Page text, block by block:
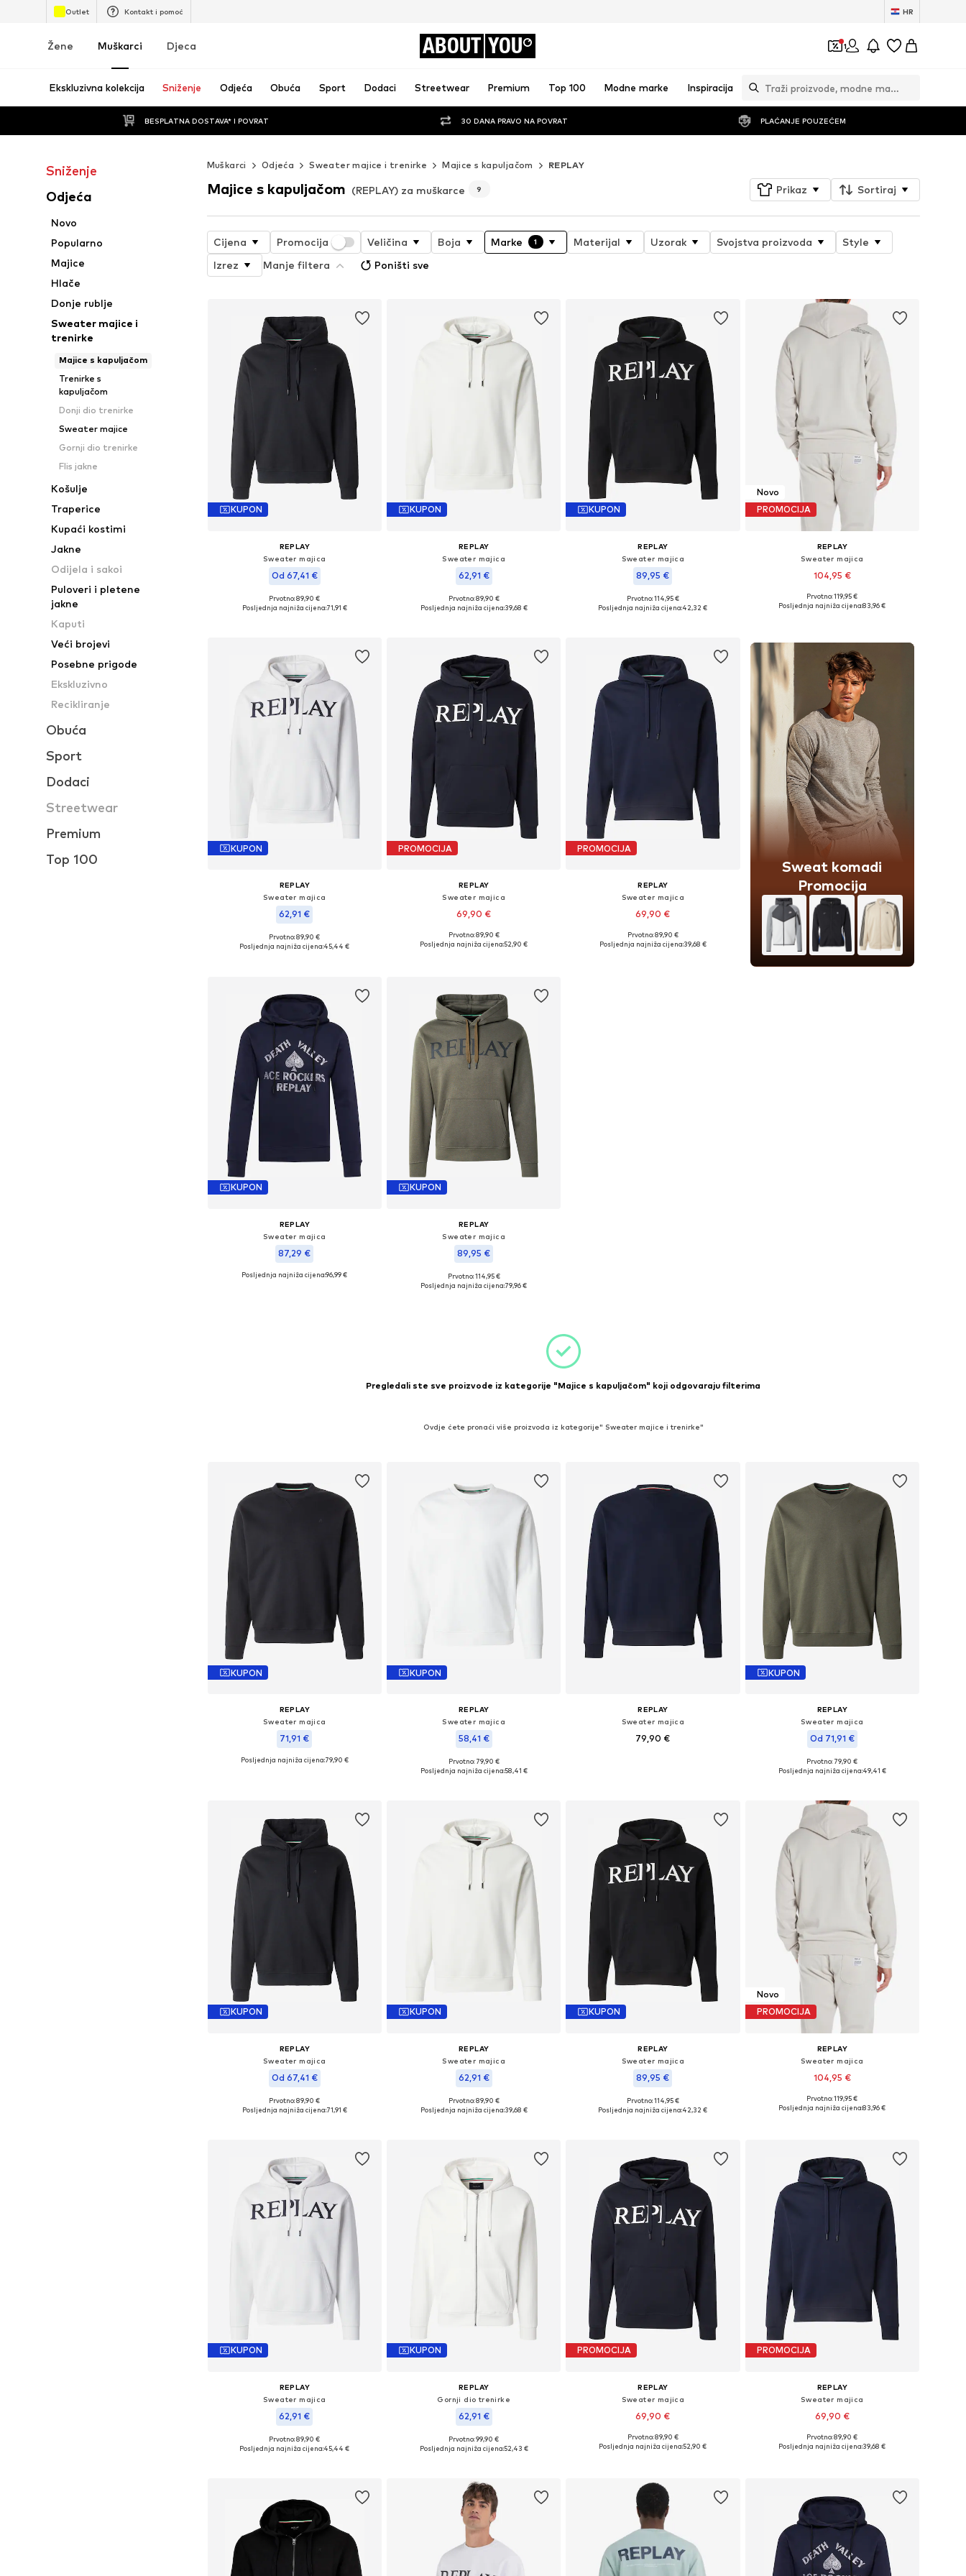
Outlet Kontakt i pomoć HR
Žene Muškarci Djeca ABOUT YOU 1
Ekskluzivna kolekcija Sniženje Odjeća Obuća Sport Dodaci Streetwear Premium Top 100 Modne marke Inspiracija
BESPLATNA DOSTAVA* I POVRAT 30 DANA PRAVO NA POVRAT PLAĆANJE POUZEĆEM
Sniženje
Odjeća
Novo
Popularno
Majice
Hlače
Donje rublje
Sweater majice i
trenirke
Majice s kapuljačom
Trenirke s
kapuljačom
Donji dio trenirke
Sweater majice
Gornji dio trenirke
Flis jakne
Košulje
Traperice
Kupaći kostimi
Jakne
Odijela i sakoi
Puloveri i pletene
jakne
Kaputi
Veći brojevi
Posebne prigode
Ekskluzivno
Recikliranje
Obuća
Sport
Dodaci
Streetwear
Premium
Top 100
Muškarci Odjeća Sweater majice i trenirke Majice s kapuljačom REPLAY
Majice s kapuljačom (REPLAY) za muškarce 9 Prikaz Sortiraj
Cijena Promocija Veličina Boja Marke 1 Materijal Uzorak Svojstva proizvoda
Style
Izrez
Manje filtera Poništi sve
KUPON
REPLAY
Sweater majica
Od 67,41 €
Dostupne veličine: M, L, XXL
Prvotno: 89,90 €
Posljednja najniža cijena:71,91 €
KUPON
REPLAY
Sweater majica
62,91 €
Dostupne veličine: S, XXL
Prvotno: 89,90 €
Posljednja najniža cijena:39,68 €
KUPON
REPLAY
Sweater majica
89,95 €
Dostupne veličine: M, XXL
Prvotno: 114,95 €
Posljednja najniža cijena:42,32 €
Novo
PROMOCIJA
REPLAY
Sweater majica
104,95 €
Dostupne veličine: L, XXL
Prvotno: 119,95 €
Posljednja najniža cijena:83,96 €
KUPON
REPLAY
Sweater majica
62,91 €
Dostupne veličine: S, M
Prvotno: 89,90 €
Posljednja najniža cijena:45,44 €
PROMOCIJA
REPLAY
Sweater majica
69,90 €
Dostupne veličine: S
Prvotno: 89,90 €
Posljednja najniža cijena:52,90 €
PROMOCIJA
REPLAY
Sweater majica
69,90 €
Dostupne veličine: XL
Prvotno: 89,90 €
Posljednja najniža cijena:39,68 €
Sweat komadi
Promocija
KUPON
REPLAY
Sweater majica
87,29 €
Dostupne veličine: XL
Posljednja najniža cijena:96,99 €
KUPON
REPLAY
Sweater majica
89,95 €
Dostupne veličine: M
Prvotno: 114,95 €
Posljednja najniža cijena:79,96 €
Pregledali ste sve proizvode iz kategorije "Majice s kapuljačom" koji odgovaraju filterima
Ovdje ćete pronaći više proizvoda iz kategorije" Sweater majice i trenirke"
KUPON
REPLAY
Sweater majica
71,91 €
Dostupne veličine: S, M, L, XXL
Posljednja najniža cijena:79,90 €
KUPON
REPLAY
Sweater majica
58,41 €
Dostupne veličine: M, L, XL, XXL
Prvotno: 79,90 €
Posljednja najniža cijena:58,41 €
REPLAY
Sweater majica
79,90 €
KUPON
REPLAY
Sweater majica
Od 71,91 €
Dostupne veličine: S, M, L, XL, XXL
Prvotno: 79,90 €
Posljednja najniža cijena:49,41 €
KUPON
REPLAY
Sweater majica
Od 67,41 €
Dostupne veličine: M, L, XXL
Prvotno: 89,90 €
Posljednja najniža cijena:71,91 €
KUPON
REPLAY
Sweater majica
62,91 €
Dostupne veličine: S, XXL
Prvotno: 89,90 €
Posljednja najniža cijena:39,68 €
KUPON
REPLAY
Sweater majica
89,95 €
Dostupne veličine: M, XXL
Prvotno: 114,95 €
Posljednja najniža cijena:42,32 €
Novo
PROMOCIJA
REPLAY
Sweater majica
104,95 €
Dostupne veličine: L, XXL
Prvotno: 119,95 €
Posljednja najniža cijena:83,96 €
KUPON
REPLAY
Sweater majica
62,91 €
Dostupne veličine: S, M
Prvotno: 89,90 €
Posljednja najniža cijena:45,44 €
KUPON
REPLAY
Gornji dio trenirke
62,91 €
Dostupne veličine: S, XXL
Prvotno: 99,90 €
Posljednja najniža cijena:52,43 €
PROMOCIJA
REPLAY
Sweater majica
69,90 €
Dostupne veličine: S
Prvotno: 89,90 €
Posljednja najniža cijena:52,90 €
PROMOCIJA
REPLAY
Sweater majica
69,90 €
Dostupne veličine: XL
Prvotno: 89,90 €
Posljednja najniža cijena:39,68 €